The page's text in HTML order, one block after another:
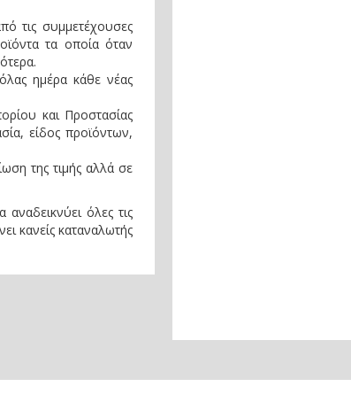
τις συμμετέχουσες
τα οποία όταν
ημέρα κάθε νέας
και Προστασίας
είδος προϊόντων,
της τιμής αλλά σε
όλες τις
κανείς καταναλωτής